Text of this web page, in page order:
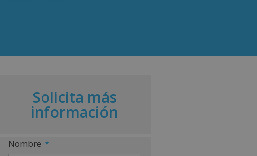
Solicita más
información
Nombre *